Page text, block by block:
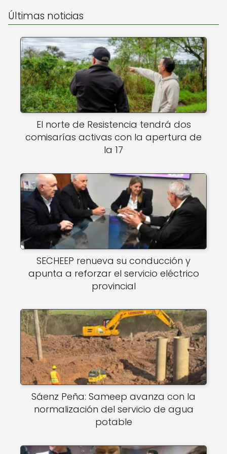
Últimas noticias
El norte de Resistencia tendrá dos
comisarías activas con la apertura de
la 17
SECHEEP renueva su conducción y
apunta a reforzar el servicio eléctrico
provincial
Sáenz Peña: Sameep avanza con la
normalización del servicio de agua
potable